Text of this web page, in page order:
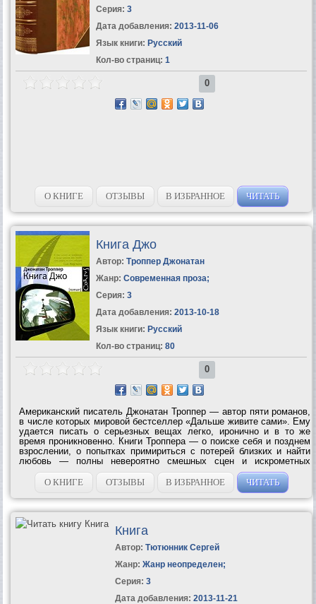
Серия: 3
Дата добавления: 2013-11-06
Язык книги: Русский
Кол-во страниц: 1
0
О КНИГЕ ОТЗЫВЫ В ИЗБРАННОЕ ЧИТАТЬ
Книга Джо
Автор: Троппер Джонатан
Жанр: Современная проза;
Серия: 3
Дата добавления: 2013-10-18
Язык книги: Русский
Кол-во страниц: 80
0
Американский писатель Джонатан Троппер — автор пяти романов,
в числе которых мировой бестселлер «Дальше живите сами». Ему
удается писать о серьезных вещах легко, иронично и в то же
время проникновенно. Книги Троппера — о поиске себя и позднем
взрослении, о попытках примириться с потерей близких и найти
любовь — полны невероятно смешных сцен и искрометных
диалогов. Герой «Книги Джо» — незадачливый молодой
писатель,...
О КНИГЕ ОТЗЫВЫ В ИЗБРАННОЕ ЧИТАТЬ
Книга
Автор: Тютюнник Сергей
Жанр: Жанр неопределен;
Серия: 3
Дата добавления: 2013-11-21